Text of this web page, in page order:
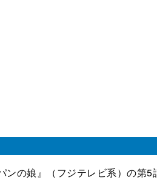
の娘』（フジテレビ系）の第5